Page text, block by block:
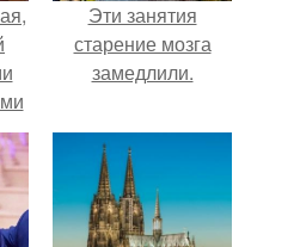
Эти занятия
старение мозга
замедлили.